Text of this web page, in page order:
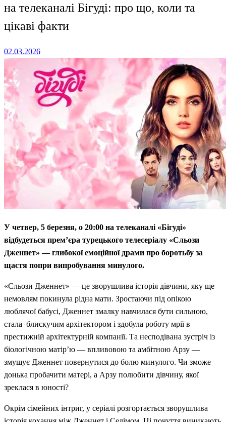
на телеканалі Бігуді: про що, коли та
цікаві факти
Posted
on
02.03.2026
У четвер, 5 березня, о 20:00 на телеканалі «Бігуді»
відбудеться прем’єра турецького телесеріалу «Сльози
Дженнет» — глибокої емоційної драми про боротьбу за
щастя попри випробування минулого.
«Сльози Дженнет» — це зворушлива історія дівчини, яку ще
немовлям покинула рідна мати. Зростаючи під опікою
люблячої бабусі, Дженнет змалку навчилася бути сильною,
стала блискучим архітектором і здобула роботу мрії в
престижній архітектурній компанії. Та несподівана зустріч із
біологічною матір’ю — впливовою та амбітною Арзу —
змушує Дженнет повернутися до болю минулого. Чи зможе
донька пробачити матері, а Арзу полюбити дівчину, якої
зреклася в юності?
Окрім сімейних інтриг, у серіалі розгортається зворушлива